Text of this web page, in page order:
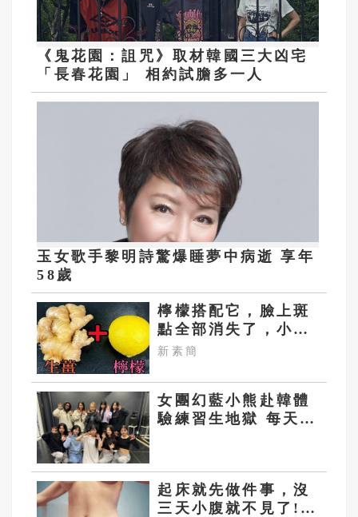
《鬼花園：詛咒》取材韓國三大凶宅
「長春花園」 相約試膽多一人
玉女歌手黎明詩驚爆睡夢中病逝 享年
58歲
檸檬搭配它，臉上斑
點全部消失了，小肚
子都變平坦了
新素簡
女團幻藍小熊赴韓體
驗練習生地獄 每天起
起床就先做件事，沒
三天小腹就不見了!